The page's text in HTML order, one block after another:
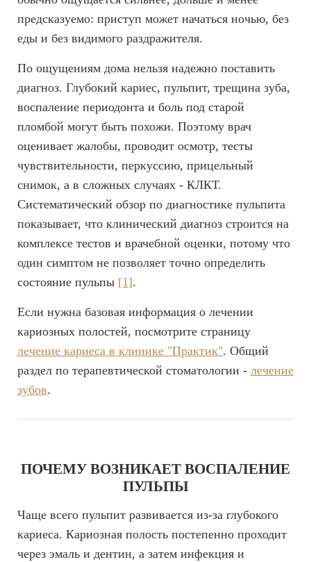
предсказуемо: приступ может начаться ночью, без
еды и без видимого раздражителя.
По ощущениям дома нельзя надежно поставить
диагноз. Глубокий кариес, пульпит, трещина зуба,
воспаление периодонта и боль под старой
пломбой могут быть похожи. Поэтому врач
оценивает жалобы, проводит осмотр, тесты
чувствительности, перкуссию, прицельный
снимок, а в сложных случаях - КЛКТ.
Систематический обзор по диагностике пульпита
показывает, что клинический диагноз строится на
комплексе тестов и врачебной оценки, потому что
один симптом не позволяет точно определить
состояние пульпы [1].
Если нужна базовая информация о лечении
кариозных полостей, посмотрите страницу
лечение кариеса в клинике "Практик". Общий
раздел по терапевтической стоматологии - лечение
зубов.
ПОЧЕМУ ВОЗНИКАЕТ ВОСПАЛЕНИЕ
ПУЛЬПЫ
Чаще всего пульпит развивается из-за глубокого
кариеса. Кариозная полость постепенно проходит
через эмаль и дентин, а затем инфекция и